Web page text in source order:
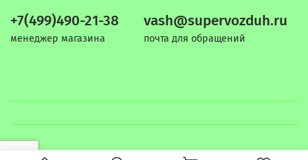
+7(499)490-21-38
менеджер магазина
vash@supervozduh.ru
почта для обращений